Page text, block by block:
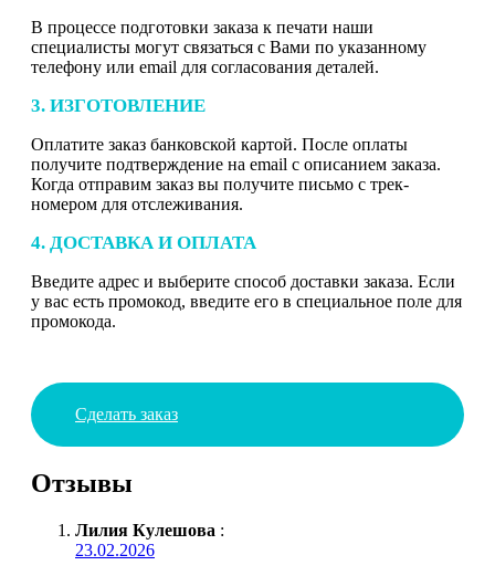
В процессе подготовки заказа к печати наши
специалисты могут связаться с Вами по указанному
телефону или email для согласования деталей.
3. ИЗГОТОВЛЕНИЕ
Оплатите заказ банковской картой. После оплаты
получите подтверждение на email с описанием заказа.
Когда отправим заказ вы получите письмо с трек-
номером для отслеживания.
4. ДОСТАВКА И ОПЛАТА
Введите адрес и выберите способ доставки заказа. Если
у вас есть промокод, введите его в специальное поле для
промокода.
Сделать заказ
Отзывы
Лилия Кулешова :
23.02.2026